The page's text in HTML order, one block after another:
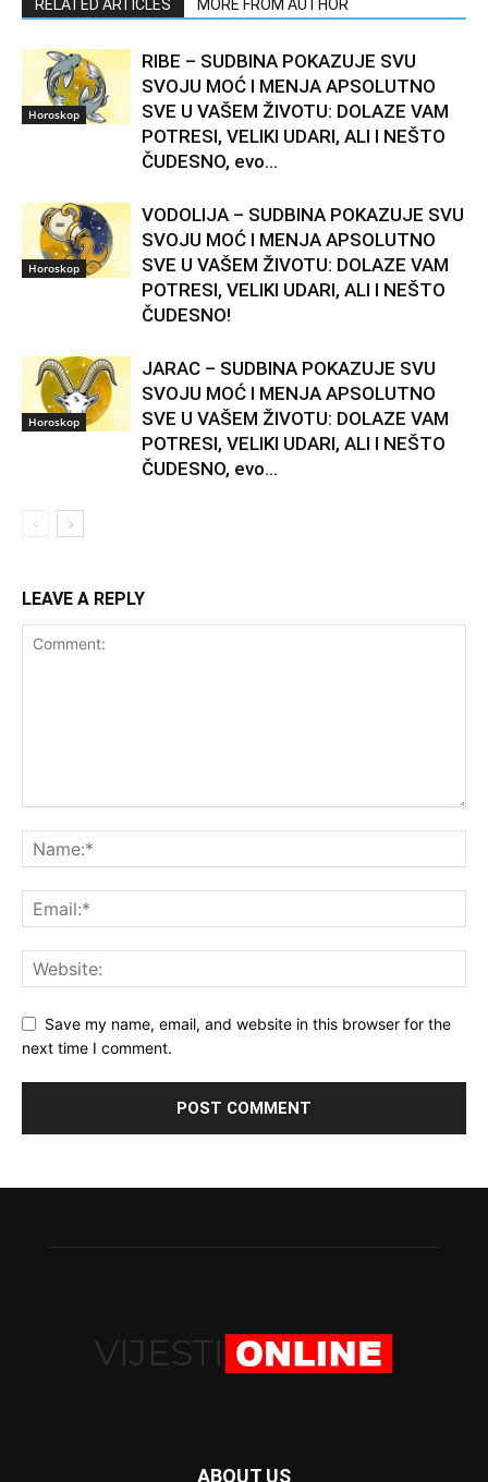
RELATED ARTICLES MORE FROM AUTHOR
Horoskop
RIBE – SUDBINA POKAZUJE SVU
SVOJU MOĆ I MENJA APSOLUTNO
SVE U VAŠEM ŽIVOTU: DOLAZE VAM
POTRESI, VELIKI UDARI, ALI I NEŠTO
ČUDESNO, evo...
Horoskop
VODOLIJA – SUDBINA POKAZUJE SVU
SVOJU MOĆ I MENJA APSOLUTNO
SVE U VAŠEM ŽIVOTU: DOLAZE VAM
POTRESI, VELIKI UDARI, ALI I NEŠTO
ČUDESNO!
Horoskop
JARAC – SUDBINA POKAZUJE SVU
SVOJU MOĆ I MENJA APSOLUTNO
SVE U VAŠEM ŽIVOTU: DOLAZE VAM
POTRESI, VELIKI UDARI, ALI I NEŠTO
ČUDESNO, evo...
LEAVE A REPLY
Save my name, email, and website in this browser for the
next time I comment.
ABOUT US